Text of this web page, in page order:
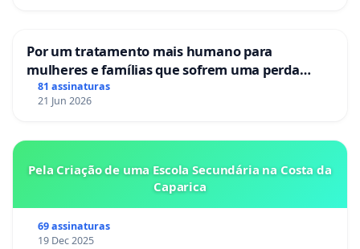
Por um tratamento mais humano para
mulheres e famílias que sofrem uma perda
gestacional nos hospitais portugueses
81 assinaturas
21 Jun 2026
Pela Criação de uma Escola Secundária na Costa da
Caparica
69 assinaturas
19 Dec 2025